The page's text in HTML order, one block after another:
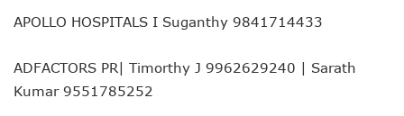
APOLLO HOSPITALS I Suganthy 9841714433
ADFACTORS PR| Timorthy J 9962629240 | Sarath
Kumar 9551785252